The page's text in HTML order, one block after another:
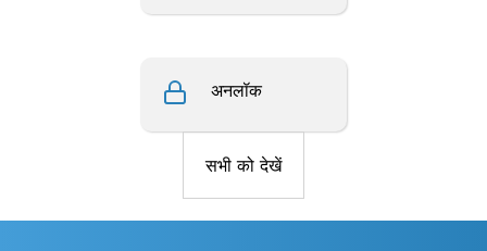
अनलॉक
सभी को देखें